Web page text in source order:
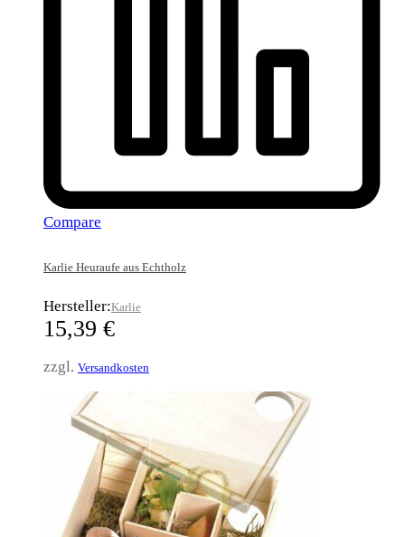
Compare
Karlie Heuraufe aus Echtholz
Hersteller:Karlie
15,39 €
zzgl. Versandkosten